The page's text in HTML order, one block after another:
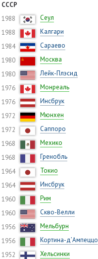
СССР
1988
Сеул
1988
Калгари
1984
Сараево
1980
Москва
1980
Лейк-Плэсид
1976
Монреаль
1976
Инсбрук
1972
Мюнхен
1972
Саппоро
1968
Мехико
1968
Гренобль
1964
Токио
1964
Инсбрук
1960
Рим
1960
Скво-Велли
1956
Мельбурн
1956
Кортина-д’Ампеццо
1952
Хельсинки